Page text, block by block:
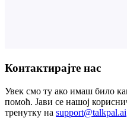
Контактирајте нас
Увек смо ту ако имаш било
помоћ. Јави се нашој
тренутку на support@talkpal.ai